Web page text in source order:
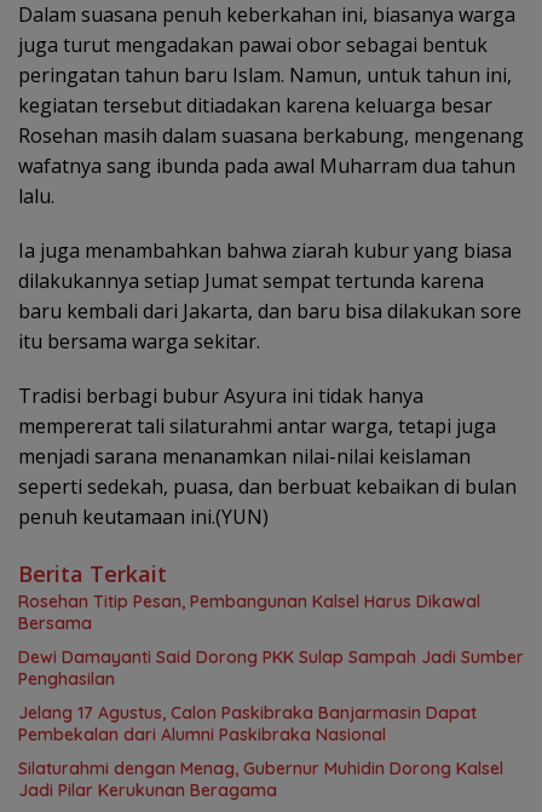
Dalam suasana penuh keberkahan ini, biasanya warga
juga turut mengadakan pawai obor sebagai bentuk
peringatan tahun baru Islam. Namun, untuk tahun ini,
kegiatan tersebut ditiadakan karena keluarga besar
Rosehan masih dalam suasana berkabung, mengenang
wafatnya sang ibunda pada awal Muharram dua tahun
lalu.
Ia juga menambahkan bahwa ziarah kubur yang biasa
dilakukannya setiap Jumat sempat tertunda karena
baru kembali dari Jakarta, dan baru bisa dilakukan sore
itu bersama warga sekitar.
Tradisi berbagi bubur Asyura ini tidak hanya
mempererat tali silaturahmi antar warga, tetapi juga
menjadi sarana menanamkan nilai-nilai keislaman
seperti sedekah, puasa, dan berbuat kebaikan di bulan
penuh keutamaan ini.(YUN)
Berita Terkait
Rosehan Titip Pesan, Pembangunan Kalsel Harus Dikawal
Bersama
Dewi Damayanti Said Dorong PKK Sulap Sampah Jadi Sumber
Penghasilan
Jelang 17 Agustus, Calon Paskibraka Banjarmasin Dapat
Pembekalan dari Alumni Paskibraka Nasional
Silaturahmi dengan Menag, Gubernur Muhidin Dorong Kalsel
Jadi Pilar Kerukunan Beragama